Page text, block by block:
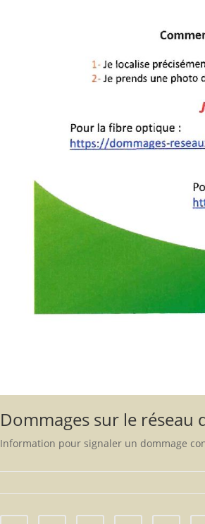
Dommages sur le réseau
Information pour signaler un dommage